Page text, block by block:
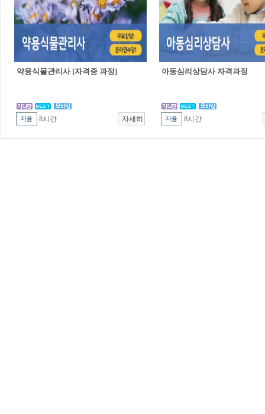
약용식물관리사 [자격증 과정]
8시간
아동심리상담사 자격과정
8시간